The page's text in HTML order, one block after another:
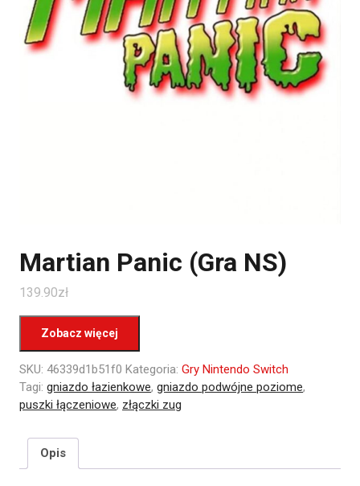
Martian Panic (Gra NS)
139.90zł
Zobacz więcej
SKU: 46339d1b51f0 Kategoria: Gry Nintendo Switch
Tagi: gniazdo łazienkowe, gniazdo podwójne poziome,
puszki łączeniowe, złączki zug
Opis